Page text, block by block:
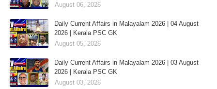
August 06, 2026
Daily Current Affairs in Malayalam 2026 | 04 August
2026 | Kerala PSC GK
August 05, 2026
Daily Current Affairs in Malayalam 2026 | 03 August
2026 | Kerala PSC GK
August 03, 2026